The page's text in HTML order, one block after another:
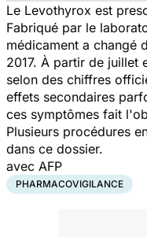
Le Levothyrox est
Fabriqué par le
médicament a changé
2017. À partir de juillet
selon des chiffres
effets secondaires
ces symptômes fait
Plusieurs procédures
dans ce dossier.
avec AFP
PHARMACOVIGILANCE